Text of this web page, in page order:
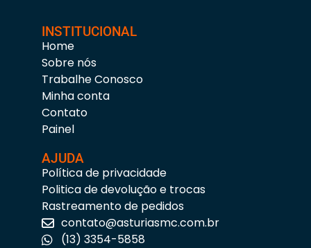
INSTITUCIONAL
Home
Sobre nós
Trabalhe Conosco
Minha conta
Contato
Painel
AJUDA
Política de privacidade
Politica de devolução e trocas
Rastreamento de pedidos
contato@asturiasmc.com.br
(13) 3354-5858